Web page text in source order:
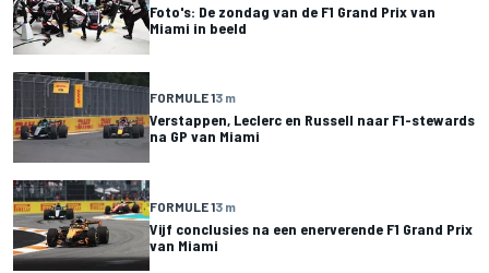
Foto's: De zondag van de F1 Grand Prix van
Miami in beeld
FORMULE 13 m
Verstappen, Leclerc en Russell naar F1-stewards
na GP van Miami
FORMULE 13 m
Vijf conclusies na een enerverende F1 Grand Prix
van Miami